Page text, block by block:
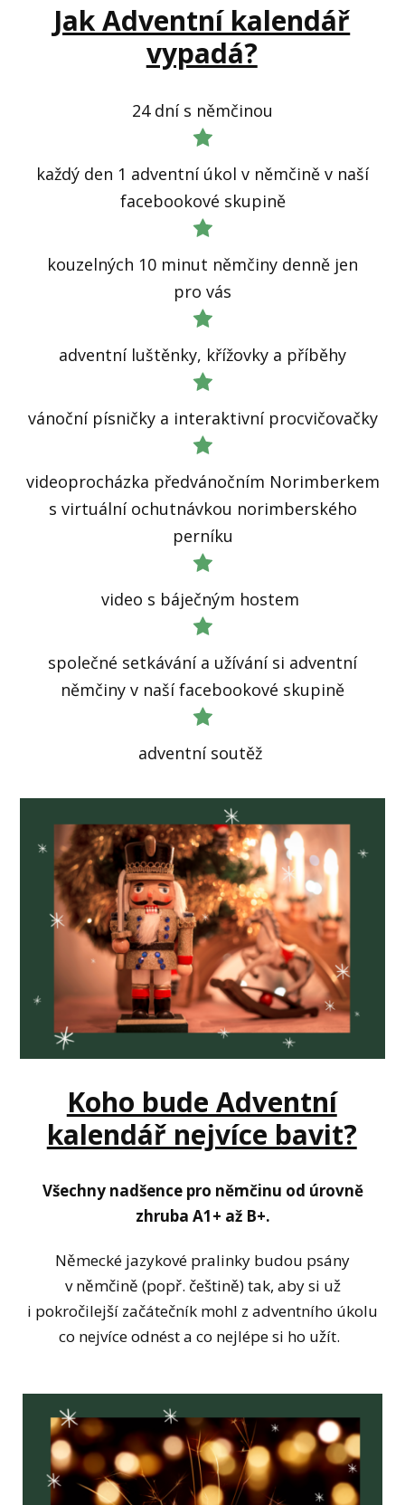
Jak Adventní kalendář
vypadá?
24 dní s němčinou
každý den 1 adventní úkol v němčině v naší
facebookové skupině
kouzelných 10 minut němčiny denně jen
pro vás
adventní luštěnky, křížovky a příběhy
vánoční písničky a interaktivní procvičovačky
videoprocházka předvánočním Norimberkem
s virtuální ochutnávkou norimberského
perníku
video s báječným hostem
společné setkávání a užívání si adventní
němčiny v naší facebookové skupině
adventní soutěž
Koho bude Adventní
kalendář nejvíce bavit?
Všechny nadšence pro němčinu od úrovně
zhruba A1+ až B+.
Německé jazykové pralinky budou psány
v němčině (popř. češtině) tak, aby si už
i pokročilejší začátečník mohl z adventního úkolu
co nejvíce odnést a co nejlépe si ho užít.